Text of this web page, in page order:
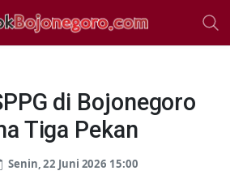
di Bojonegoro
Tiga Pekan
Senin, 22 Juni 2026 15:00